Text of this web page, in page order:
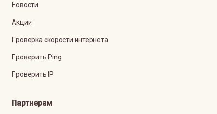
Новости
Акции
Проверка скорости интернета
Проверить Ping
Проверить IP
Партнерам